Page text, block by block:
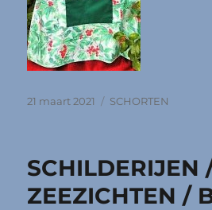
Geplaatst
21 maart 2021 Categorieën
SCHORTEN
SCHILDERIJEN
ZEEZICHTEN /